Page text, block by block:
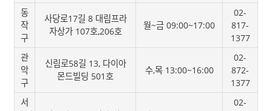
동
작
구
사당로17길 8 대림프라
자상가 107호,206호
월~금 09:00~17:00
02-
817-
1377
관
악
구
신림로58길 13, 다이아
몬드빌딩 501호
수,목 13:00~16:00
02-
872-
1377
서
02-